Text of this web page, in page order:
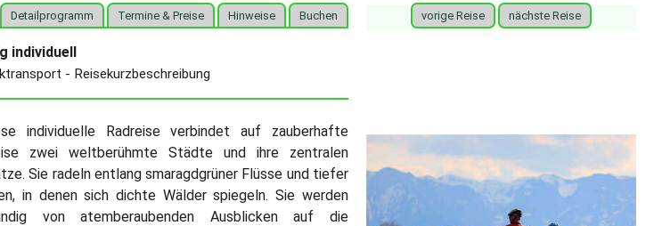
Detailprogramm Termine & Preise Hinweise Buchen
individuell
- Reisekurzbeschreibung
individuelle Radreise verbindet auf zauberhafte
zwei weltberühmte Städte und ihre zentralen
Sie radeln entlang smaragdgrüner Flüsse und tiefer
in denen sich dichte Wälder spiegeln. Sie werden
von atemberaubenden Ausblicken auf die
vorige Reise nächste Reise